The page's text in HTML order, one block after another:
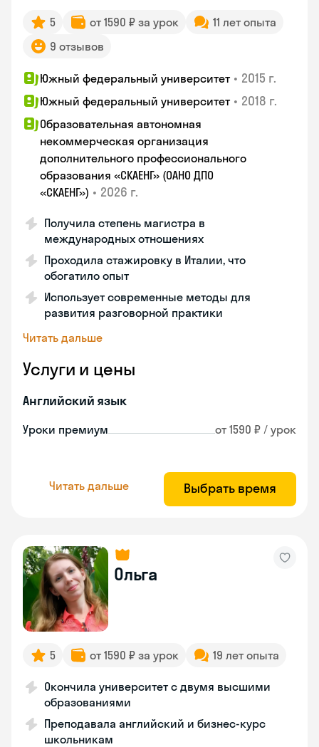
5 от 1590 ₽ за урок
11 лет опыта
9 отзывов
Южный федеральный университет • 2015 г.
Южный федеральный университет • 2018 г.
Образовательная автономная
некоммерческая организация
дополнительного профессионального
образования «СКАЕНГ» (ОАНО ДПО
«СКАЕНГ») • 2026 г.
Получила степень магистра в
международных отношениях
Проходила стажировку в Италии, что
обогатило опыт
Использует современные методы для
развития разговорной практики
Читать дальше
Услуги и цены
Английский язык
Уроки премиум от 1590 ₽ / урок
Читать дальше Выбрать время
Ольга
5 от 1590 ₽ за урок 19 лет опыта
Окончила университет с двумя высшими
образованиями
Преподавала английский и бизнес-курс
школьникам